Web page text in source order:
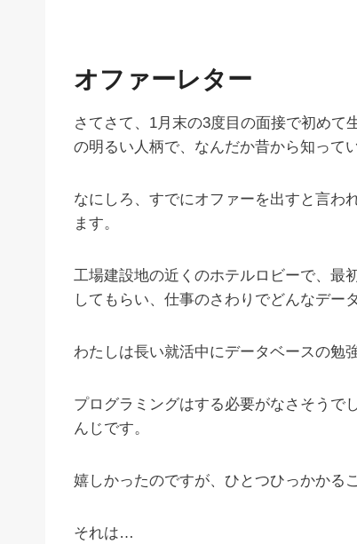
オファーレター
さてさて、1月末の3度目の面接で初めて
の明るい人柄で、なんだか昔から知って
なにしろ、すでにオファーを出すと言わ
ます。
工場建設地の近くのホテルロビーで、最
してもらい、仕事のさわりでどんなデー
わたしは長い就活中にデータベースの勉
プログラミングはする必要がなさそうで
んじです。
嬉しかったのですが、ひとつひっかかる
それは…